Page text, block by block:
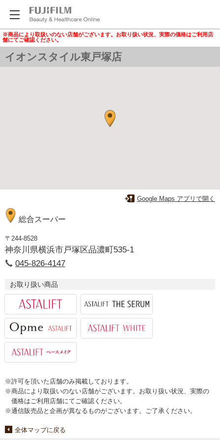
※商品により取扱いのない店舗がございます。お取り扱い状況、実際の価格はご利用店
舗にてご確認ください。
イオンスタイル東戸塚店
Google Maps アプリで開く
総合スーパー
〒244-8528
神奈川県横浜市戸塚区品濃町535-1
045-826-4147
お取り扱い商品
※許可を頂いた店舗のみ掲載しております。
※商品により取扱いのない店舗がございます。お取り扱い状況、実際の
価格はご利用店舗にてご確認ください。
※通信販売品と企画が異なるものがございます。ご了承ください。
全体マップに戻る